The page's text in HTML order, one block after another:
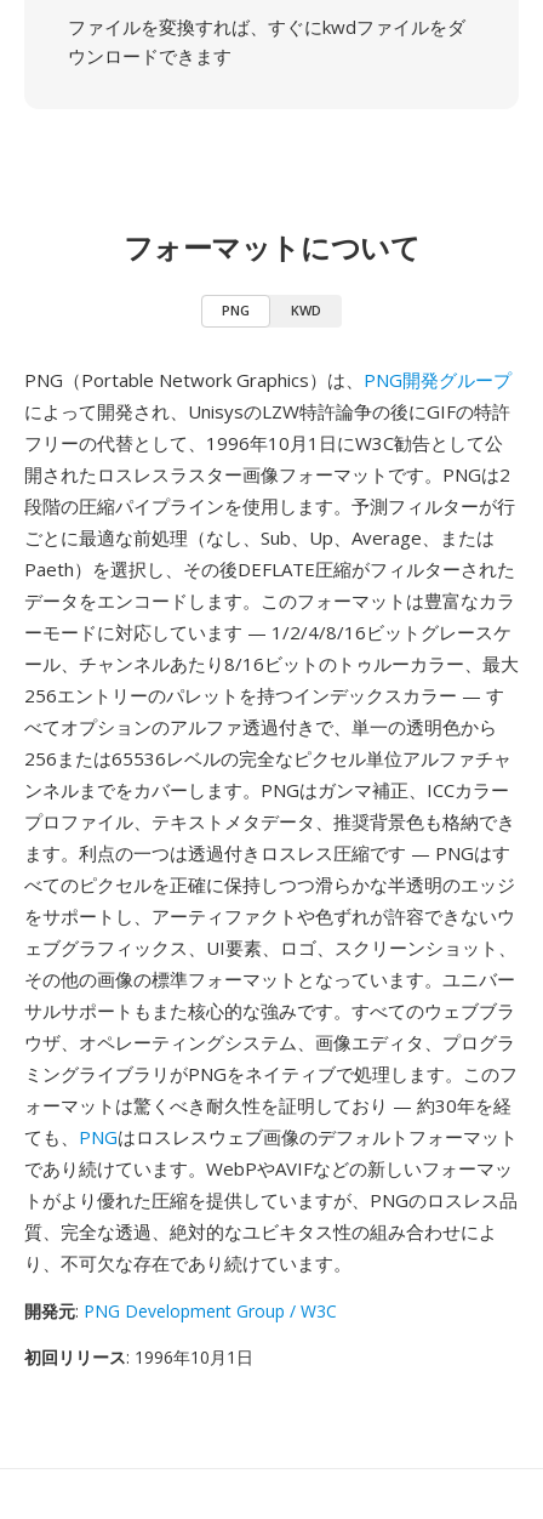
ファイルを変換すれば、すぐにkwdファイルをダ
ウンロードできます
フォーマットについて
PNG KWD
PNG（Portable Network Graphics）は、 PNG開発グループ
によって開発され、UnisysのLZW特許論争の後にGIFの特許
フリーの代替として、1996年10月1日にW3C勧告として公
開されたロスレスラスター画像フォーマットです。PNGは2
段階の圧縮パイプラインを使用します。予測フィルターが行
ごとに最適な前処理（なし、Sub、Up、Average、または
Paeth）を選択し、その後DEFLATE圧縮がフィルターされた
データをエンコードします。このフォーマットは豊富なカラ
ーモードに対応しています — 1/2/4/8/16ビットグレースケ
ール、チャンネルあたり8/16ビットのトゥルーカラー、最大
256エントリーのパレットを持つインデックスカラー — す
べてオプションのアルファ透過付きで、単一の透明色から
256または65536レベルの完全なピクセル単位アルファチャ
ンネルまでをカバーします。PNGはガンマ補正、ICCカラー
プロファイル、テキストメタデータ、推奨背景色も格納でき
ます。利点の一つは透過付きロスレス圧縮です — PNGはす
べてのピクセルを正確に保持しつつ滑らかな半透明のエッジ
をサポートし、アーティファクトや色ずれが許容できないウ
ェブグラフィックス、UI要素、ロゴ、スクリーンショット、
その他の画像の標準フォーマットとなっています。ユニバー
サルサポートもまた核心的な強みです。すべてのウェブブラ
ウザ、オペレーティングシステム、画像エディタ、プログラ
ミングライブラリがPNGをネイティブで処理します。このフ
ォーマットは驚くべき耐久性を証明しており — 約30年を経
ても、 PNGはロスレスウェブ画像のデフォルトフォーマット
であり続けています。WebPやAVIFなどの新しいフォーマッ
トがより優れた圧縮を提供していますが、PNGのロスレス品
質、完全な透過、絶対的なユビキタス性の組み合わせによ
り、不可欠な存在であり続けています。
開発元: PNG Development Group / W3C
初回リリース: 1996年10月1日